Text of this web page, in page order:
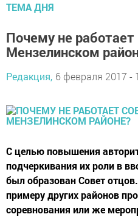
ТЕМА ДНЯ
Почему не
Мензелинском
Редакция, 6 февраля 2017 -
С целью повышения
подчеркивания их роли в
был образован Совет
примеру других районов
соревнования или же